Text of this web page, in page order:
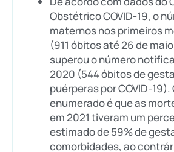
Obstétrico COVID-19, o
maternos nos primeiros
(911 óbitos até 26 de
superou o número
2020 (544 óbitos de
puérperas por COVID-
enumerado é que as
em 2021 tiveram um
estimado de 59% de
comorbidades, ao